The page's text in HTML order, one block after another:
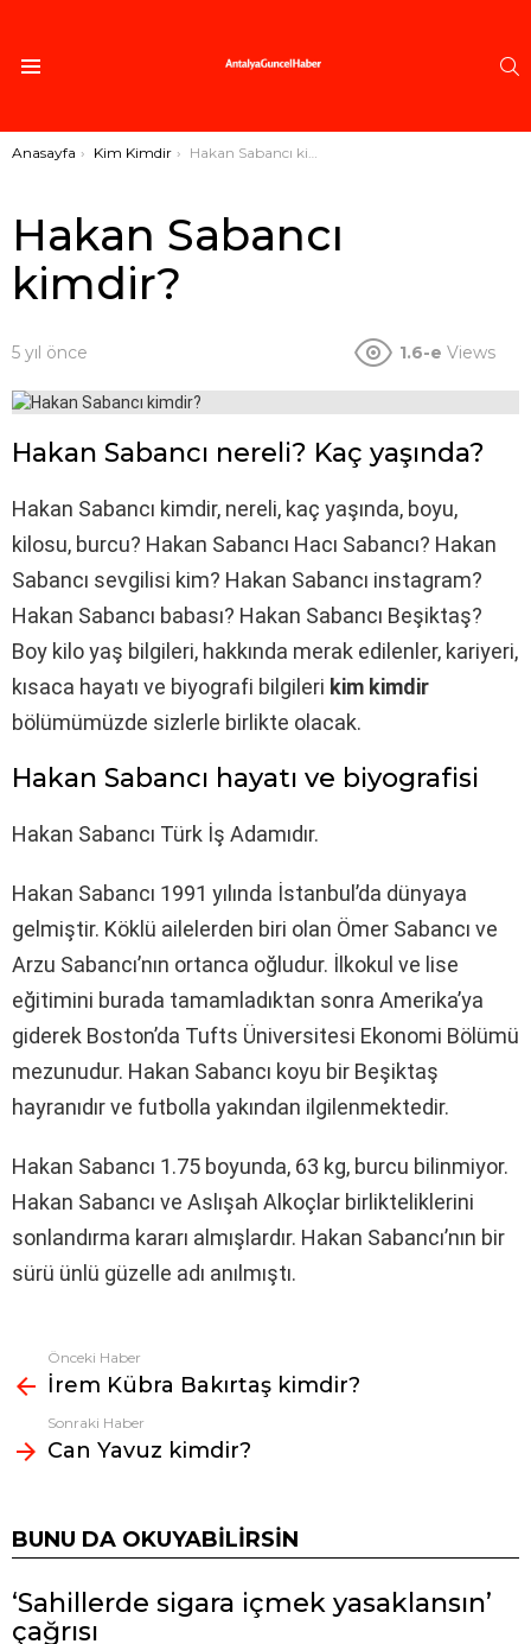
Buradasınız:
Anasayfa Kim Kimdir Hakan Sabancı kimdir?
Hakan Sabancı
kimdir?
5 yıl önce 1.6-e Views
Hakan Sabancı nereli? Kaç yaşında?
Hakan Sabancı kimdir, nereli, kaç yaşında, boyu,
kilosu, burcu? Hakan Sabancı Hacı Sabancı? Hakan
Sabancı sevgilisi kim? Hakan Sabancı instagram?
Hakan Sabancı babası? Hakan Sabancı Beşiktaş?
Boy kilo yaş bilgileri, hakkında merak edilenler, kariyeri,
kısaca hayatı ve biyografi bilgileri kim kimdir
bölümümüzde sizlerle birlikte olacak.
Hakan Sabancı hayatı ve biyografisi
Hakan Sabancı Türk İş Adamıdır.
Hakan Sabancı 1991 yılında İstanbul’da dünyaya
gelmiştir. Köklü ailelerden biri olan Ömer Sabancı ve
Arzu Sabancı’nın ortanca oğludur. İlkokul ve lise
eğitimini burada tamamladıktan sonra Amerika’ya
giderek Boston’da Tufts Üniversitesi Ekonomi Bölümü
mezunudur. Hakan Sabancı koyu bir Beşiktaş
hayranıdır ve futbolla yakından ilgilenmektedir.
Hakan Sabancı 1.75 boyunda, 63 kg, burcu bilinmiyor.
Hakan Sabancı ve Aslışah Alkoçlar birlikteliklerini
sonlandırma kararı almışlardır. Hakan Sabancı’nın bir
sürü ünlü güzelle adı anılmıştı.
Fazlasına
bak
Önceki Haber
İrem Kübra Bakırtaş kimdir?
Sonraki Haber
Can Yavuz kimdir?
BUNU DA OKUYABILIRSIN
‘Sahillerde sigara içmek yasaklansın’
çağrısı